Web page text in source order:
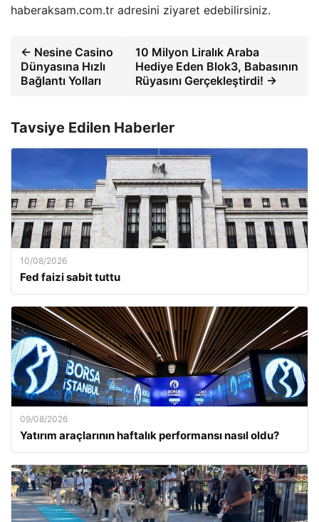
haberaksam.com.tr adresini ziyaret edebilirsiniz.
← Nesine Casino
Dünyasına Hızlı
Bağlantı Yolları
10 Milyon Liralık Araba
Hediye Eden Blok3, Babasının
Rüyasını Gerçekleştirdi! →
Tavsiye Edilen Haberler
10/08/2026
Fed faizi sabit tuttu
09/08/2026
Yatırım araçlarının haftalık performansı nasıl oldu?